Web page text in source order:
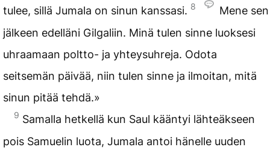
tulee, sillä Jumala on sinun kanssasi. 8
Mene sen
jälkeen edelläni Gilgaliin. Minä tulen sinne luoksesi
uhraamaan poltto- ja yhteysuhreja. Odota
seitsemän päivää, niin tulen sinne ja ilmoitan, mitä
sinun pitää tehdä.»
9 Samalla hetkellä kun Saul kääntyi lähteäkseen
pois Samuelin luota, Jumala antoi hänelle uuden